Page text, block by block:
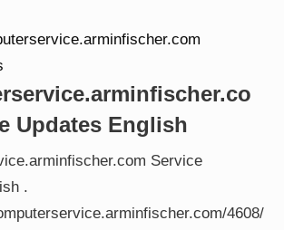
Updates English
Service
.
4608/